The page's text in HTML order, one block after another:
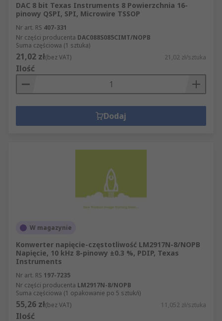
DAC 8 bit Texas Instruments 8 Powierzchnia 16-
pinowy QSPI, SPI, Microwire TSSOP
Nr art. RS 407-331
Nr części producenta DAC088S085CIMT/NOPB
Suma częściowa (1 sztuka)
21,02 zł(bez VAT) 21,02 zł/sztuka
Ilość
Dodaj
W magazynie
Konwerter napięcie-częstotliwość LM2917N-8/NOPB
Napięcie, 10 kHz 8-pinowy ±0.3 %, PDIP, Texas
Instruments
Nr art. RS 197-7235
Nr części producenta LM2917N-8/NOPB
Suma częściowa (1 opakowanie po 5 sztuk/i)
55,26 zł(bez VAT) 11,052 zł/sztuka
Ilość